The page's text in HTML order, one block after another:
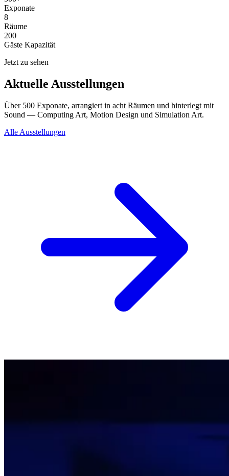
Exponate
8
Räume
200
Gäste Kapazität
Jetzt zu sehen
Aktuelle Ausstellungen
Über 500 Exponate, arrangiert in acht Räumen und hinterlegt mit
Sound — Computing Art, Motion Design und Simulation Art.
Alle Ausstellungen